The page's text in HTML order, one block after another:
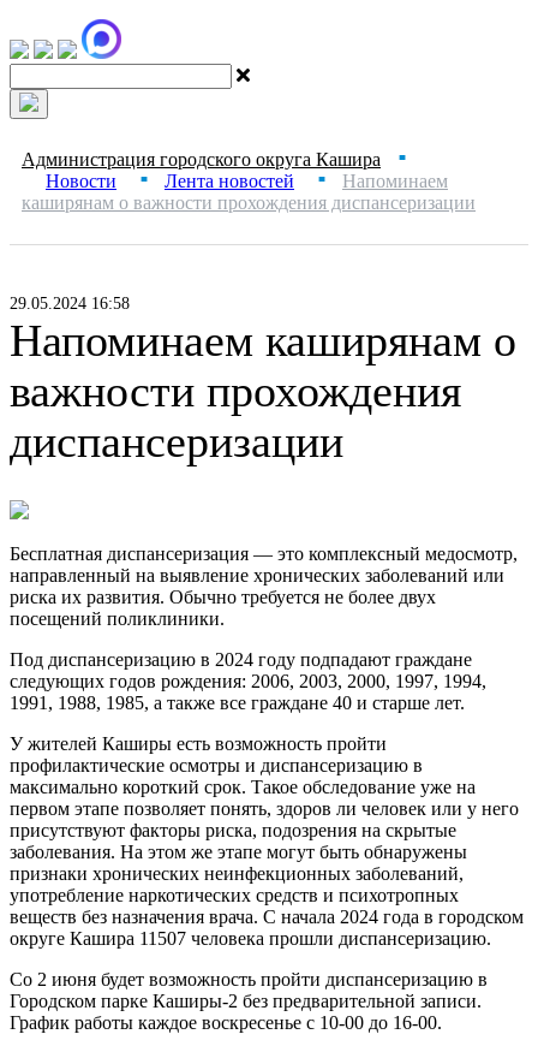
Администрация городского округа Кашира ■
Новости ■ Лента новостей ■
Напоминаем
каширянам о важности прохождения диспансеризации
29.05.2024 16:58
Напоминаем каширянам о
важности прохождения
диспансеризации
Бесплатная диспансеризация — это комплексный медосмотр,
направленный на выявление хронических заболеваний или
риска их развития. Обычно требуется не более двух
посещений поликлиники.
Под диспансеризацию в 2024 году подпадают граждане
следующих годов рождения: 2006, 2003, 2000, 1997, 1994,
1991, 1988, 1985, а также все граждане 40 и старше лет.
У жителей Каширы есть возможность пройти
профилактические осмотры и диспансеризацию в
максимально короткий срок. Такое обследование уже на
первом этапе позволяет понять, здоров ли человек или у него
присутствуют факторы риска, подозрения на скрытые
заболевания. На этом же этапе могут быть обнаружены
признаки хронических неинфекционных заболеваний,
употребление наркотических средств и психотропных
веществ без назначения врача. С начала 2024 года в городском
округе Кашира 11507 человека прошли диспансеризацию.
Со 2 июня будет возможность пройти диспансеризацию в
Городском парке Каширы-2 без предварительной записи.
График работы каждое воскресенье с 10-00 до 16-00.